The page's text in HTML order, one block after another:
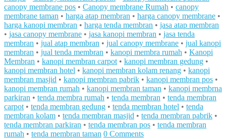
canopy membrane pos • Canopy membrane Rumah • canopy
membrane taman • harga atap membran • harga canopy membrane •
harga kanopi membran • harga tenda membran • jasa atap membran
• jasa canopy membrane • jasa kanopi membran • jasa tenda
membran • jual atap membran • jual canopy membrane • jual kanopi
membran • jual tenda membran • kanopi membra rumah • Kanopi
Membran • kanopi membran carpot • kanopi membran gedung •
kanopi membran hotel • kanopi membran kolam renang • kanopi
membran masjid • kanopi membran pabrik • kanopi membran pos •
kanopi membran rumah • kanopi membran taman • kanopi membrna
parkiran • tenda membra rumah • tenda membran • tenda membran
carpot • tenda membran gedung • tenda membran hotel • tenda
membran kolam • tenda membran masjid • tenda membran pabrik •
tenda membran parkiran • tenda membran pos • tenda membran
rumah • tenda membran taman 0 Comments